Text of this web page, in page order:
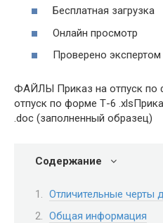
Бесплатная загрузка
Онлайн просмотр
Проверено экспертом
ФАЙЛЫ Приказ на отпуск по
отпуск по форме Т-6
.doc (заполненный образец)
Содержание
Отличительные черты
Общая информация